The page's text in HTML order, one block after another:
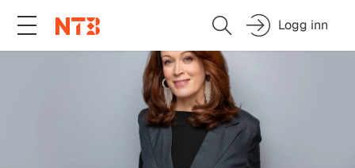
Logg inn